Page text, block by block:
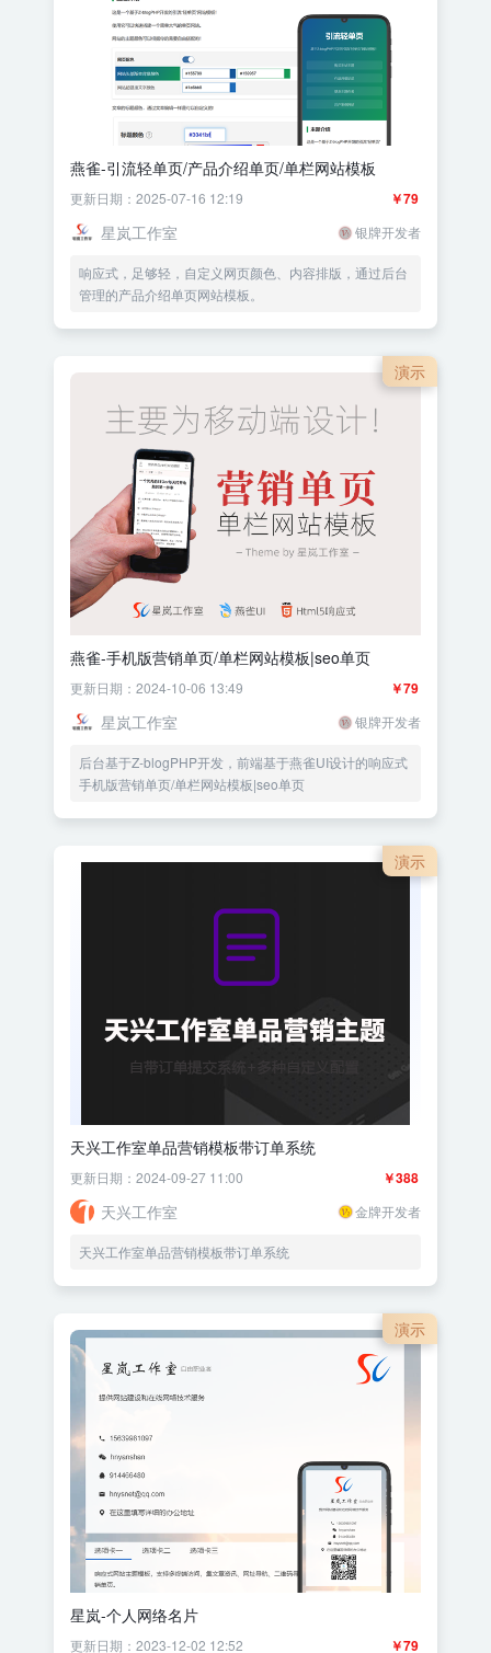
燕雀-引流轻单页/产品介绍单页/单栏网站模板
￥79
更新日期：2025-07-16 12:19
星岚工作室 银牌开发者
响应式，足够轻，自定义网页颜色、内容排版，通过后台
管理的产品介绍单页网站模板。
演示
燕雀-手机版营销单页/单栏网站模板|seo单页
￥79
更新日期：2024-10-06 13:49
星岚工作室 银牌开发者
后台基于Z-blogPHP开发，前端基于燕雀UI设计的响应式
手机版营销单页/单栏网站模板|seo单页
演示
天兴工作室单品营销模板带订单系统
￥388
更新日期：2024-09-27 11:00
天兴工作室 金牌开发者
天兴工作室单品营销模板带订单系统
演示
星岚-个人网络名片
￥79
更新日期：2023-12-02 12:52